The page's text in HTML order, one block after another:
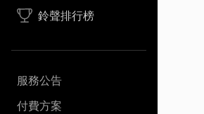
鈴聲排行榜
服務公告
付費方案